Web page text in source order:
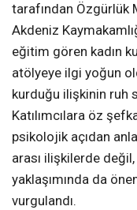
tarafından Özgürlük
Akdeniz
eğitim gören kadın
atölyeye ilgi yoğun
kurduğu ilişkinin ruh
Katılımcılara öz
psikolojik açıdan
arası ilişkilerde
yaklaşımında da
vurgulandı.